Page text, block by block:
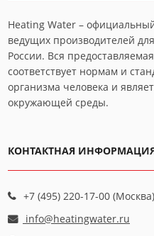
Heating Water –
ведущих производителей
России. Вся
соответствует нормам и
организма человека и
окружающей среды.
КОНТАКТНАЯ
+7 (495) 220-17-00 (Москва)
info@heatingwater.ru